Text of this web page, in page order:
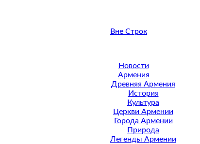
Вне Строк
Новости
Армения
Древняя Армения
История
Культура
Церкви Армении
Города Армении
Природа
Легенды Армении